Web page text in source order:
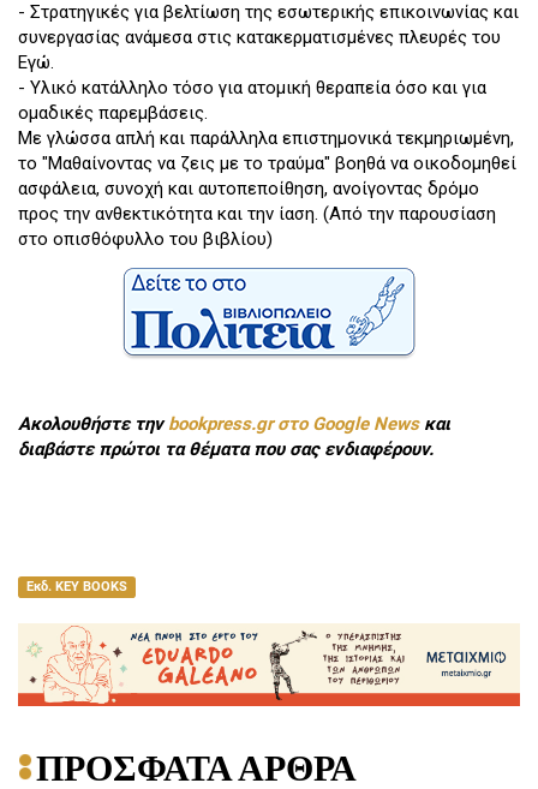
- Στρατηγικές για βελτίωση της εσωτερικής επικοινωνίας και
συνεργασίας ανάμεσα στις κατακερματισμένες πλευρές του
Εγώ.
- Υλικό κατάλληλο τόσο για ατομική θεραπεία όσο και για
ομαδικές παρεμβάσεις.
Με γλώσσα απλή και παράλληλα επιστημονικά τεκμηριωμένη,
το "Μαθαίνοντας να ζεις με το τραύμα" βοηθά να οικοδομηθεί
ασφάλεια, συνοχή και αυτοπεποίθηση, ανοίγοντας δρόμο
προς την ανθεκτικότητα και την ίαση. (Από την παρουσίαση
στο οπισθόφυλλο του βιβλίου)
Ακολουθήστε τηνbookpress.gr στο Google Newsκαι
διαβάστε πρώτοι τα θέματα που σας ενδιαφέρουν.
Εκδ. KEY BOOKS
ΠΡΟΣΦΑΤΑ ΑΡΘΡΑ